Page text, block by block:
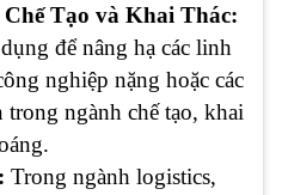
Tạo và Khai Thác:
để nâng hạ các linh
nghiệp nặng hoặc các
ngành chế tạo, khai
Trong ngành logistics,